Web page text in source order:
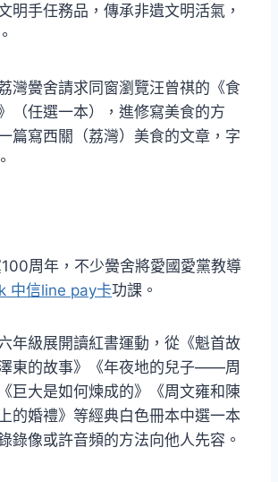
明手任務品，傳承非遺文明活氣，
灣黌舍請求同窗瀏覽汪曾祺的《食
（任選一本），進修寫美食的方
篇寫西關（荔灣）美食的文章，字
周年，不少黌舍將愛國愛黨教導
中信line pay卡功課。
年級展開讀紅書運動，從《魁首故
東的故事》《年夜地的兒子——周
巨大是如何煉成的》《周文雍和陳
的婚禮》等經典白色冊本中選一本
錄像或許音頻的方法向他人先容。